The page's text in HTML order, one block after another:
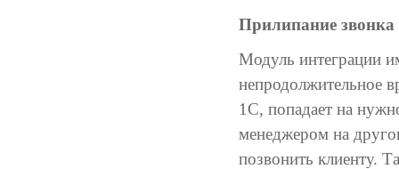
Прилипание звонка
Модуль интеграции
непродолжительное
1С, попадает на
менеджером на
позвонить клиенту.